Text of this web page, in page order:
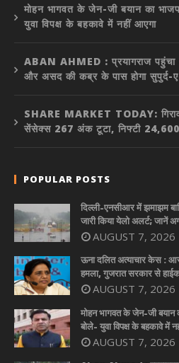
मोहन भागवत के जेन-जी बयान का
युवा विपक्ष के बहकावे में नहीं आएगा
ABAN AHMED : प्रयागराज
और असद की कब्र के पास होगा सुपुर्द-
SHARE MARKET TODAY:
सेंसेक्स 267 अंक टूटा, निफ्टी
POPULAR POSTS
दिल्ली-एनसीआर में झमाझम
जारी किया येलो अलर्ट; जानें
AUGUST 7, 2026
ऊना दलित अत्याचार केस :
हमला, गुजरात सरकार से
AUGUST 7, 2026
मोहन भागवत के जेन-जी बयान
बोले- युवा विपक्ष के बहकावे में
AUGUST 7, 2026